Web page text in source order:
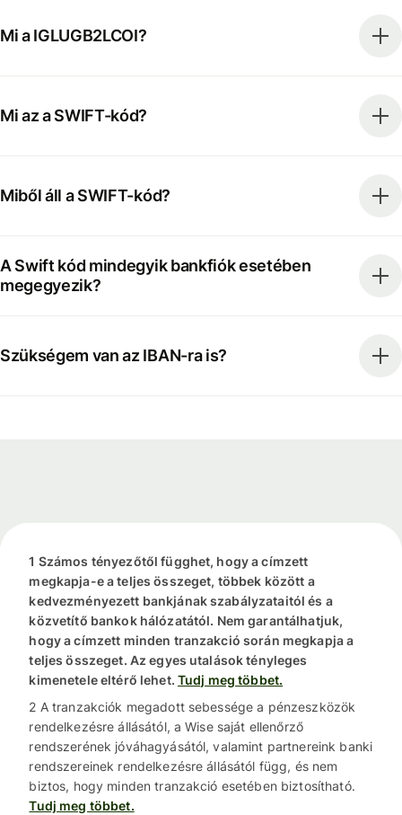
Mi a IGLUGB2LCOI?
Mi az a SWIFT-kód?
Miből áll a SWIFT-kód?
A Swift kód mindegyik bankfiók esetében
megegyezik?
Szükségem van az IBAN-ra is?
1 Számos tényezőtől függhet, hogy a címzett
megkapja-e a teljes összeget, többek között a
kedvezményezett bankjának szabályzataitól és a
közvetítő bankok hálózatától. Nem garantálhatjuk,
hogy a címzett minden tranzakció során megkapja a
teljes összeget. Az egyes utalások tényleges
kimenetele eltérő lehet. Tudj meg többet.
2 A tranzakciók megadott sebessége a pénzeszközök
rendelkezésre állásától, a Wise saját ellenőrző
rendszerének jóváhagyásától, valamint partnereink banki
rendszereinek rendelkezésre állásától függ, és nem
biztos, hogy minden tranzakció esetében biztosítható.
Tudj meg többet.